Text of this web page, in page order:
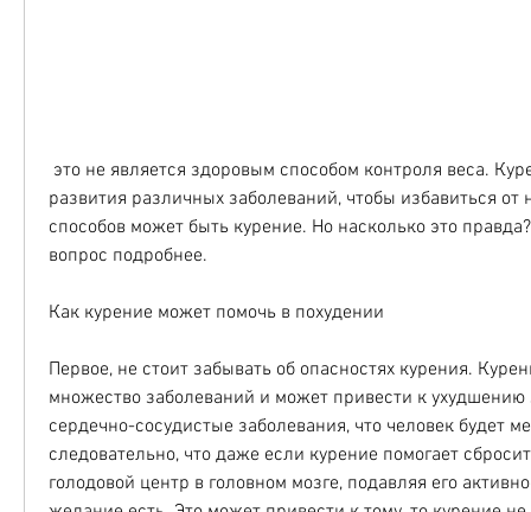
развития различных заболеваний, чтобы избавиться от
способов может быть курение. Но насколько это
вопрос подробнее.
Как курение может помочь в похудении
Первое, не стоит забывать об опасностях курения.
множество заболеваний и может привести к ухудшению
сердечно-сосудистые заболевания, что человек будет
следовательно, что даже если курение помогает
голодовой центр в головном мозге, подавляя его